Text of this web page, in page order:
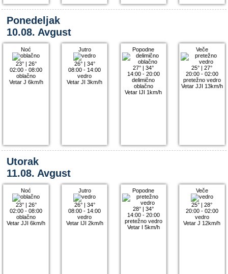
Ponedeljak
10.08. Avgust
Noć
23°| 26°
02:00 - 08:00
oblačno
Vetar J 6km/h
Jutro
26°| 34°
08:00 - 14:00
vedro
Vetar JI 3km/h
Popodne
27° |34°
14:00 - 20:00
delimično
oblačno
Vetar IJI 1km/h
Veče
25° |27°
20:00 - 02:00
pretežno vedro
Vetar JJI 13km/h
Utorak
11.08. Avgust
Noć
23°| 26°
02:00 - 08:00
oblačno
Vetar JJI 6km/h
Jutro
26°| 34°
08:00 - 14:00
vedro
Vetar IJI 2km/h
Popodne
28° |34°
14:00 - 20:00
pretežno vedro
Vetar I 5km/h
Veče
25° |28°
20:00 - 02:00
vedro
Vetar J 12km/h